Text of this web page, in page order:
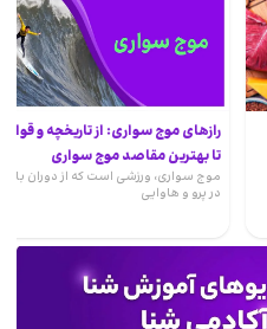
رازهای موج سواری: از تاریخچه و
تا بهترین مقاصد موج سواری
موج سواری، ورزشی است که از دوران
در پرو و هاوایی